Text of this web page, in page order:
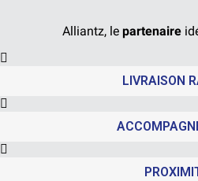
Alliantz, le partenaire
LIVRAISON